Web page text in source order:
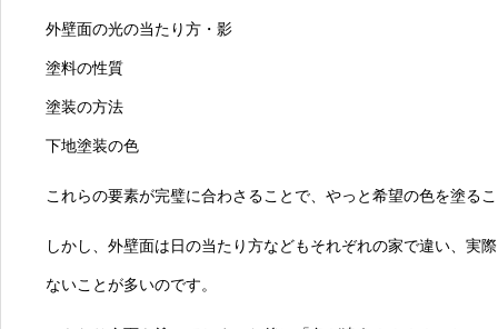
外壁面の光の当たり方・影
塗料の性質
塗装の方法
下地塗装の色
これらの要素が完璧に合わさることで、やっと希望の色を塗る
しかし、外壁面は日の当たり方などもそれぞれの家で違い、実
ないことが多いのです。